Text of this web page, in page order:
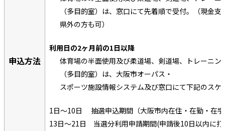
申込方法
（多目的室）は、窓口にて先着順で受付。（現金支
県外の方も可）
利用日の2ヶ月前の1日以降
体育場の半面使用及び柔道場、剣道場、トレーニン
（多目的室）は、大阪市オーパス・
スポーツ施設情報システム及び窓口にて下記のスケ
1日～10日 抽選申込期間（大阪市内在住・在勤・在
13日～21日 当選分利用申請期間(申請後10日以内に